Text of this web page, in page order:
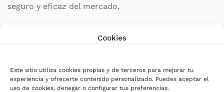
Cookies
Este sitio utiliza cookies propias y de terceros para mejorar tu
experiencia y ofrecerte contenido personalizado. Puedes aceptar el
uso de cookies, denegar o configurar tus preferencias.
seguro y eficaz del mercado.
Ventajas del sistema automático de extinción
Sistema automático y autónomo de tecnología ilp
funcional 24 horas.